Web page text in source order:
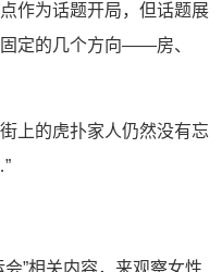
作为话题开局，但话题展
定的几个方向——房、
上的虎扑家人仍然没有忘
”相关内容，来观察女性